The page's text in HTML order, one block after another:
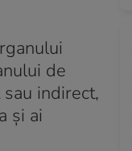
de
indirect,
şi ai